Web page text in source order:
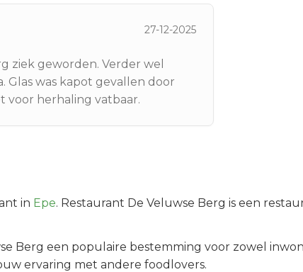
27-12-2025
ziek geworden. Verder wel
Glas was kapot gevallen door
voor herhaling vatbaar.
in Epe. Restaurant De Veluwse Berg is een
Berg een populaire bestemming voor zowel
ervaring met andere foodlovers.